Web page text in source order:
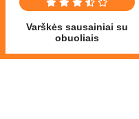
Varškės sausainiai su
obuoliais